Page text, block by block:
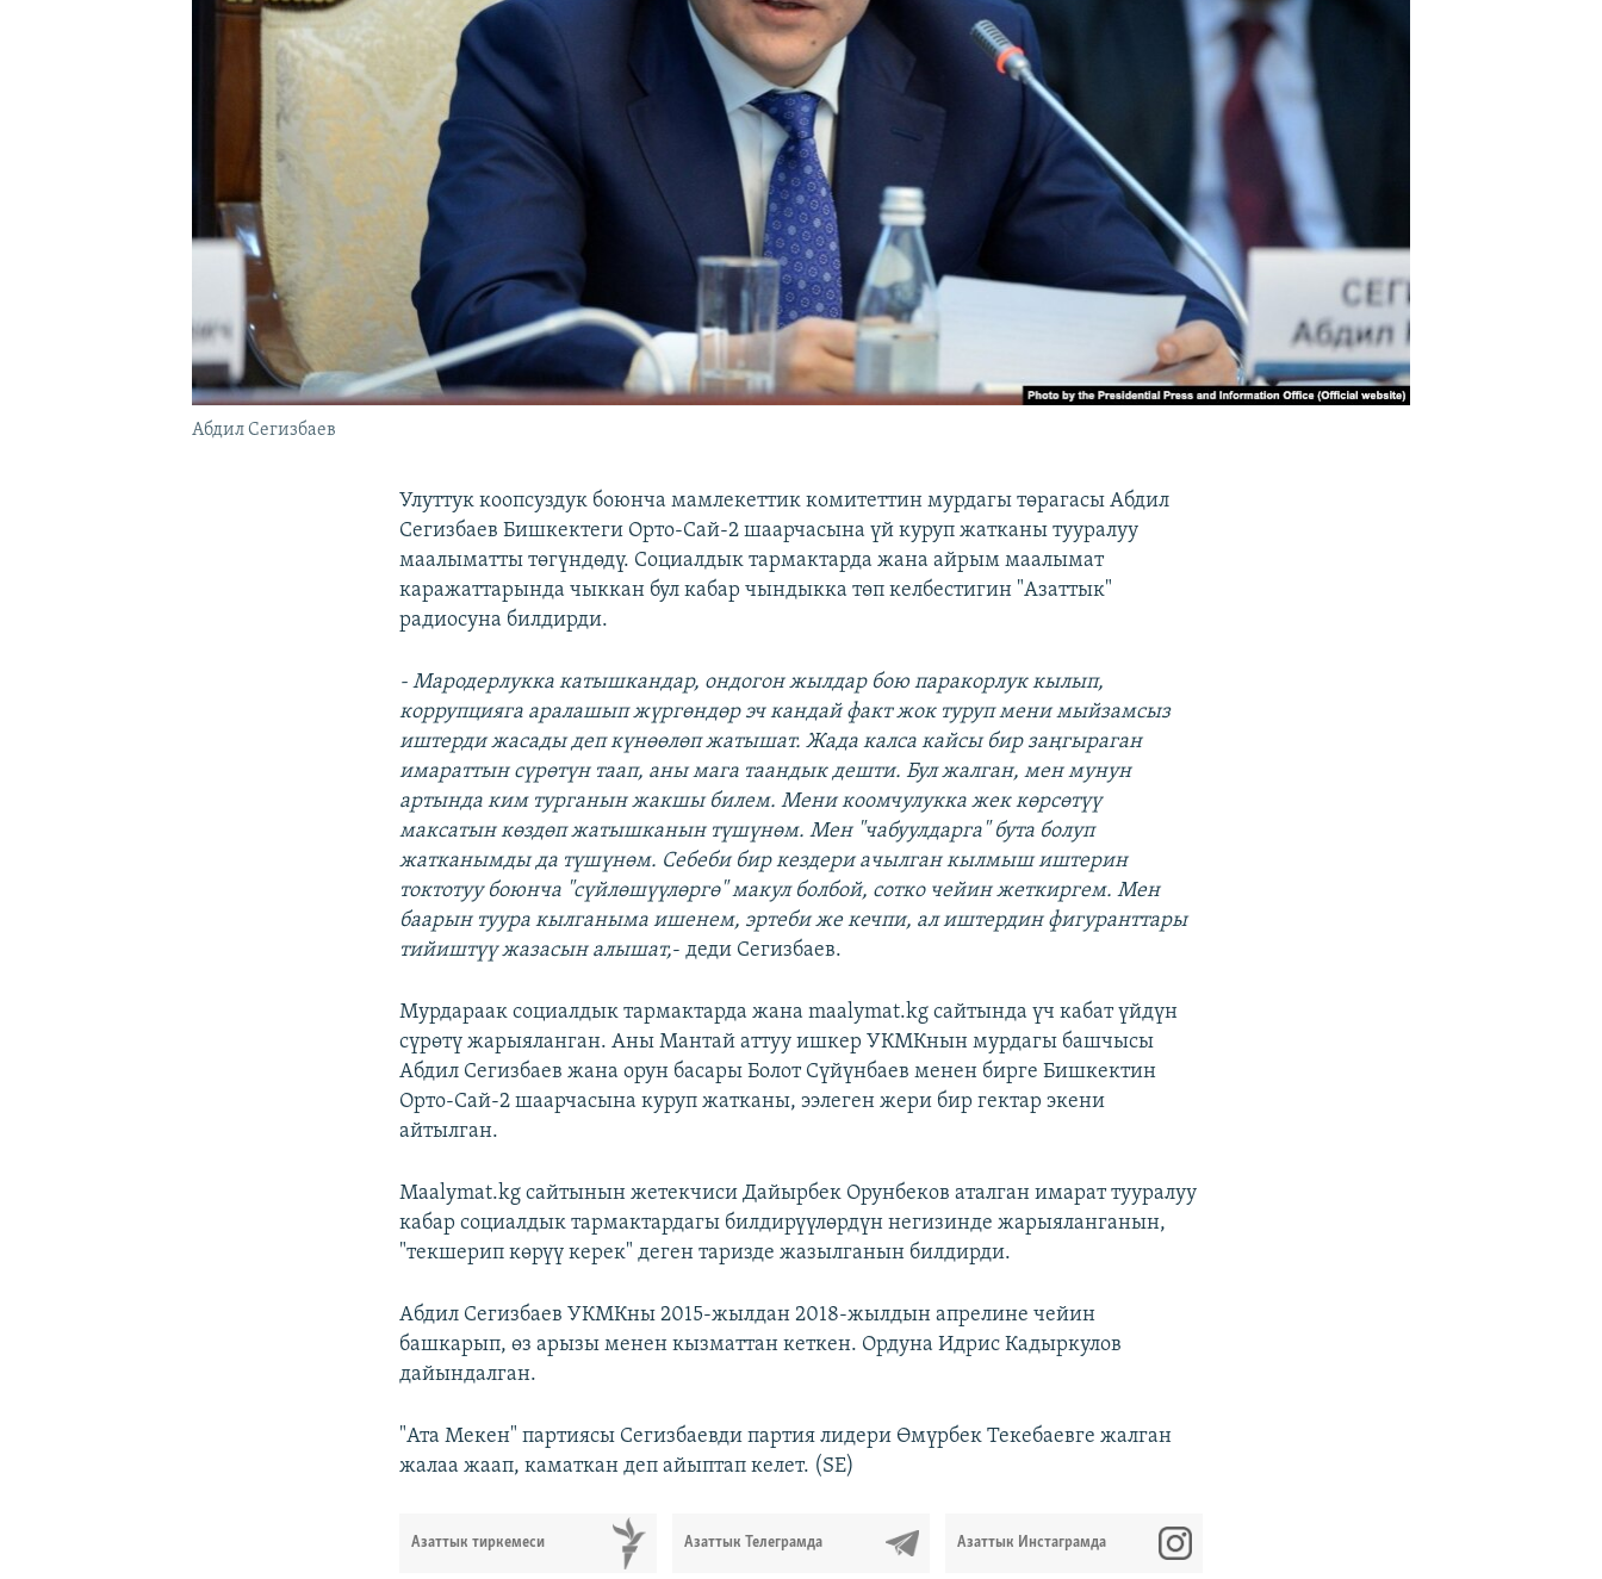
Абдил Сегизбаев
Улуттук коопсуздук боюнча мамлекеттик комитеттин мурдагы төрагасы Абдил
Сегизбаев Бишкектеги Орто-Сай-2 шаарчасына үй куруп жатканы тууралуу
маалыматты төгүндөдү. Социалдык тармактарда жана айрым маалымат
каражаттарында чыккан бул кабар чындыкка төп келбестигин "Азаттык"
радиосуна билдирди.
- Мародерлукка катышкандар, ондогон жылдар бою паракорлук кылып,
коррупцияга аралашып жүргөндөр эч кандай факт жок туруп мени мыйзамсыз
иштерди жасады деп күнөөлөп жатышат. Жада калса кайсы бир заңгыраган
имараттын сүрөтүн таап, аны мага таандык дешти. Бул жалган, мен мунун
артында ким турганын жакшы билем. Мени коомчулукка жек көрсөтүү
максатын көздөп жатышканын түшүнөм. Мен "чабуулдарга" бута болуп
жатканымды да түшүнөм. Себеби бир кездери ачылган кылмыш иштерин
токтотуу боюнча "сүйлөшүүлөргө" макул болбой, сотко чейин жеткиргем. Мен
баарын туура кылганыма ишенем, эртеби же кечпи, ал иштердин фигуранттары
тийиштүү жазасын алышат,- деди Сегизбаев.
Мурдараак социалдык тармактарда жана maalymat.kg сайтында үч кабат үйдүн
сүрөтү жарыяланган. Аны Мантай аттуу ишкер УКМКнын мурдагы башчысы
Абдил Сегизбаев жана орун басары Болот Сүйүнбаев менен бирге Бишкектин
Орто-Сай-2 шаарчасына куруп жатканы, ээлеген жери бир гектар экени
айтылган.
Maalymat.kg сайтынын жетекчиси Дайырбек Орунбеков аталган имарат тууралуу
кабар социалдык тармактардагы билдирүүлөрдүн негизинде жарыяланганын,
"текшерип көрүү керек" деген таризде жазылганын билдирди.
Абдил Сегизбаев УКМКны 2015-жылдан 2018-жылдын апрелине чейин
башкарып, өз арызы менен кызматтан кеткен. Ордуна Идрис Кадыркулов
дайындалган.
"Ата Мекен" партиясы Сегизбаевди партия лидери Өмүрбек Текебаевге жалган
жалаа жаап, каматкан деп айыптап келет. (SE)
Азаттык тиркемеси Азаттык Телеграмда Азаттык Инстаграмда